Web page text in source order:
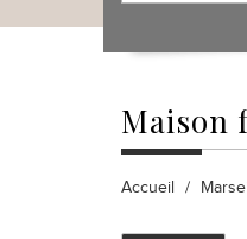
Accueil